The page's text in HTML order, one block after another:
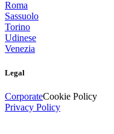
Roma
Sassuolo
Torino
Udinese
Venezia
Legal
CorporateCookie Policy
Privacy Policy